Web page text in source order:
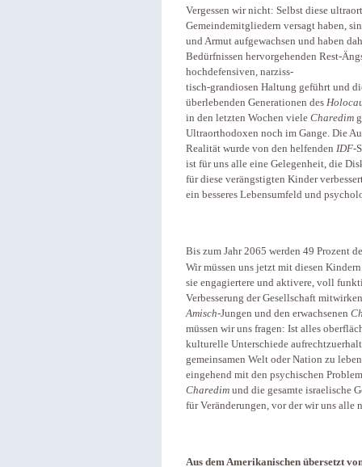
Vergessen wir nicht: Selbst diese
Gemeindemitgliedern versagt haben,
und Armut aufgewachsen und haben
Bedürfnissen hervorgehenden Rest-
hochdefensiven, narziss-
tisch-grandiosen Haltung geführt und
überlebenden Generationen des
in den letzten Wochen viele Charedim
Ultraorthodoxen noch im Gange. Die
Realität wurde von den helfenden IDF-
ist für uns alle eine Gelegenheit, die
für diese verängstigten Kinder
ein besseres Lebensumfeld und
Bis zum Jahr 2065 werden 49 Prozent
Wir müssen uns jetzt mit diesen
sie engagiertere und aktivere, voll
Verbesserung der Gesellschaft
Amisch-Jungen und den erwachsenen
müssen wir uns fragen: Ist alles
kulturelle Unterschiede
gemeinsamen Welt oder Nation zu
eingehend mit den psychischen
Charedim und die gesamte israelische
für Veränderungen, vor der wir uns alle
Aus dem Amerikanischen übersetzt